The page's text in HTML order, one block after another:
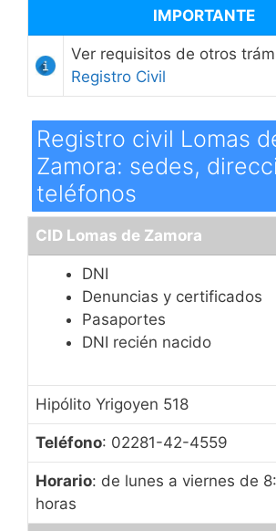
IMPORTANTE
Ver requisitos de otros
Registro Civil
Registro civil Lomas
Zamora: sedes,
teléfonos
CID Lomas de Zamora
DNI
Denuncias y certificados
Pasaportes
DNI recién nacido
Hipólito Yrigoyen 518
Teléfono: 02281-42-4559
Horario: de lunes a viernes de
horas